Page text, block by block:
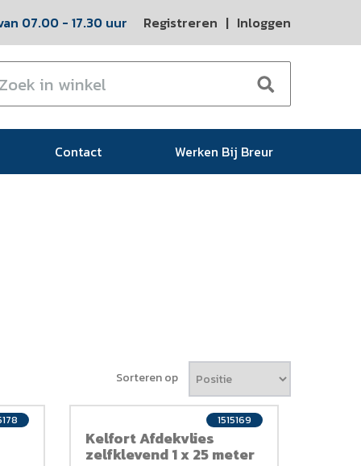
07.00 - 17.30 uur Registreren | Inloggen
Contact Werken Bij Breur
Sorteren op
Kelfort Afdekvlies
zelfklevend 1 x 25 meter
1515169